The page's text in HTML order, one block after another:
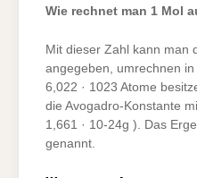
Wie rechnet man 1 Mol
Mit dieser Zahl kann man
angegeben, umrechnen
6,022 · 1023 Atome
die Avogadro-Konstante
1,661 · 10-24g ). Das
genannt.